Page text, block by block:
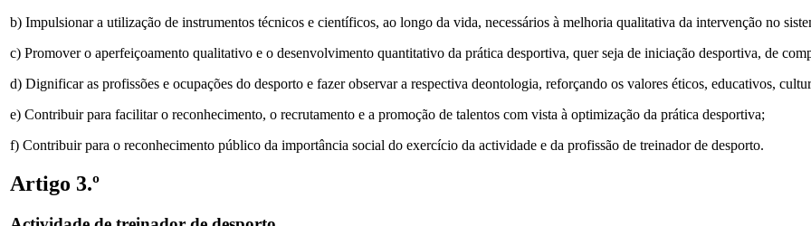
b) Impulsionar a utilização de instrumentos técnicos e científicos, ao longo da vida, necessários à melhoria qualitativa da intervenção no
c) Promover o aperfeiçoamento qualitativo e o desenvolvimento quantitativo da prática desportiva, quer seja de iniciação desportiva, de
d) Dignificar as profissões e ocupações do desporto e fazer observar a respectiva deontologia, reforçando os valores éticos, educativos,
e) Contribuir para facilitar o reconhecimento, o recrutamento e a promoção de talentos com vista à optimização da prática desportiva;
f) Contribuir para o reconhecimento público da importância social do exercício da actividade e da profissão de treinador de desporto.
Artigo 3.º